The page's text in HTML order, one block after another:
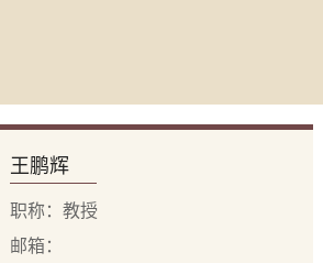
王鹏辉
职称：教授
邮箱：